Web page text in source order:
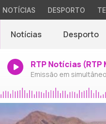
NOTÍCIAS DESPORTO
Notícias Desporto
RTP Notícias (RTP
Emissão em